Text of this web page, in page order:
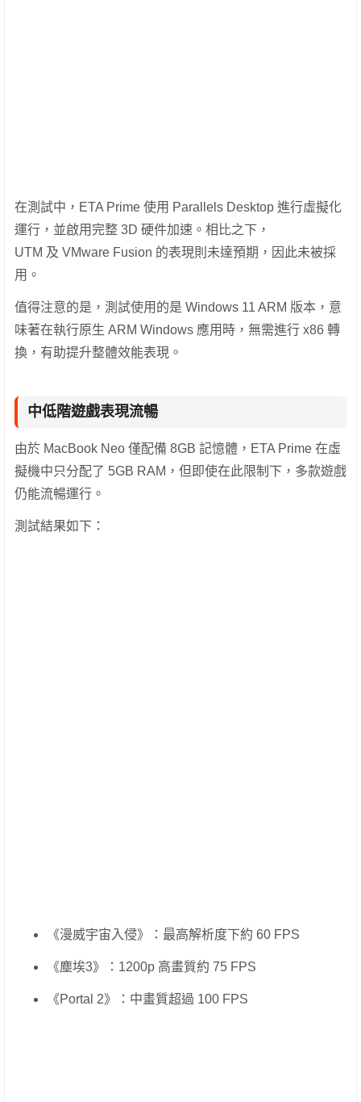
在測試中，ETA Prime 使用 Parallels Desktop 進行虛擬化
運行，並啟用完整 3D 硬件加速。相比之下，
UTM 及 VMware Fusion 的表現則未達預期，因此未被採
用。
值得注意的是，測試使用的是 Windows 11 ARM 版本，意
味著在執行原生 ARM Windows 應用時，無需進行 x86 轉
換，有助提升整體效能表現。
中低階遊戲表現流暢
由於 MacBook Neo 僅配備 8GB 記憶體，ETA Prime 在虛
擬機中只分配了 5GB RAM，但即使在此限制下，多款遊戲
仍能流暢運行。
測試結果如下：
《漫威宇宙入侵》：最高解析度下約 60 FPS
《塵埃3》：1200p 高畫質約 75 FPS
《Portal 2》：中畫質超過 100 FPS